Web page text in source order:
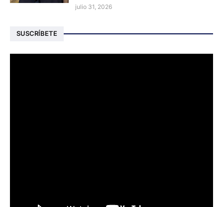
julio 31, 2026
SUSCRÍBETE